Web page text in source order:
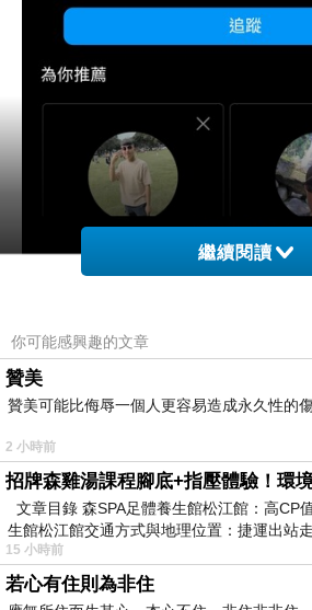
上一篇：塞爆小呂榮
下一篇：塞爆小呂榮
繼續閱讀
你可能感興趣的文章
贊美
贊美可能比侮辱一個人更容易造成永久性的傷
2 小時前
文章目錄 森SPA足體養生館松江館：高CP
生館松江館交通方式與地理位置：捷運出站
15 小時前
若心有住則為非住